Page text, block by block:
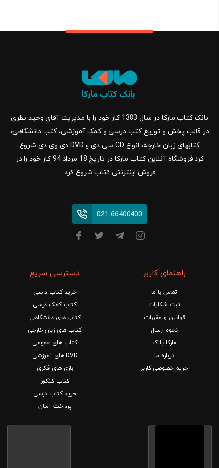
بانک کتاب مارکا در سال 1383 کار خود را با مدیریت آقای وحید نظری
در قالب پخش و توزیع کتب درسی و کمک آموزشی، کتب دانشگاهی،
کتابهای زبان خارجه، انواع CD سی دی و DVD دی وی دی شروع
کرد.فروشگاه آنلاین کتاب مارکا در تاریخ 18 مرداد 94 کار خود را در
فروش اینترنتی کتاب شروع کرد.
021-66400400
راهنمای کاربر
تماس با ما
ثبت شکایات
قوانین و مقررات
نحوه ارسال
مارکا بلاگ
درباره ما
حریم خصوصی کاربر
دسترسی سریع
خرید کتاب درسی
کتاب کمک درسی
کتاب های دانشگاهی
کتاب های زبان خارجی
کتاب های عمومی
DVD های آموزشی
بازی های فکری
کتاب کنکور
خرید کتاب درسی
پرداخت آسان